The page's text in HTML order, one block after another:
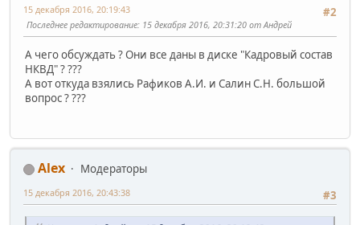
#2
15 декабря 2016, 20:19:43
Последнее редактирование: 15 декабря 2016, 20:31:20 от Андрей
А чего обсуждать ? Они все даны в диске "Кадровый состав
НКВД" ? ???
А вот откуда взялись Рафиков А.И. и Салин С.Н. большой
вопрос ? ???
Alex
Модераторы
#3
15 декабря 2016, 20:43:38